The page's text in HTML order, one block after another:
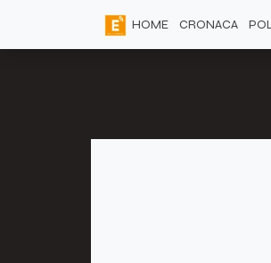
HOME CRONACA